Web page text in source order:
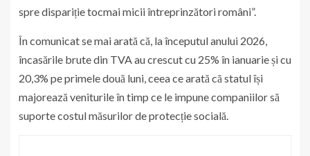
spre dispariție tocmai micii întreprinzători români”.
În comunicat se mai arată că, la începutul anului 2026,
încasările brute din TVA au crescut cu 25% în ianuarie și cu
20,3% pe primele două luni, ceea ce arată că statul își
majorează veniturile în timp ce le impune companiilor să
suporte costul măsurilor de protecție socială.